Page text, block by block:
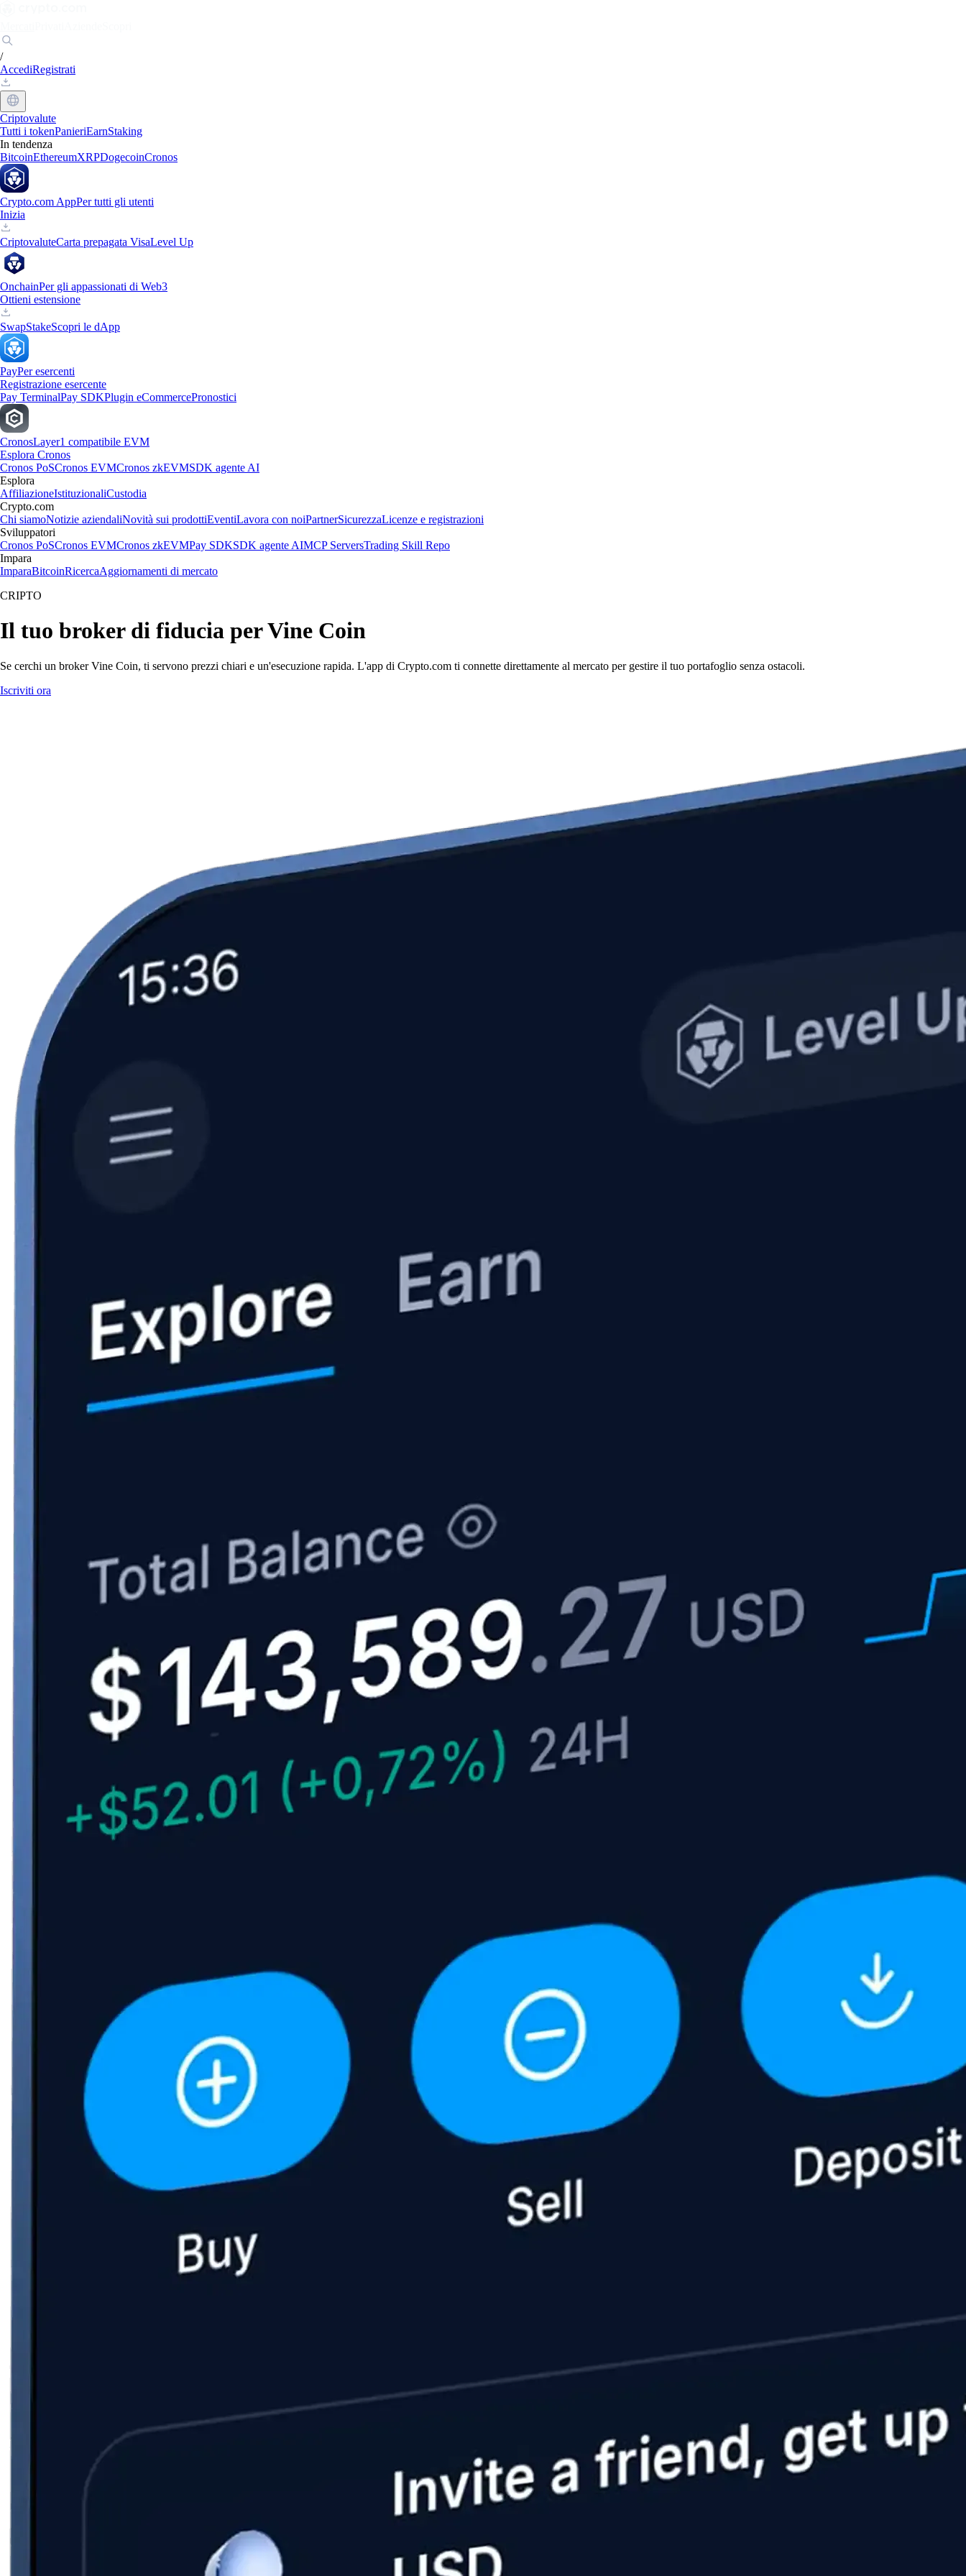
/
AccediRegistrati
Criptovalute
Tutti i tokenPanieriEarnStaking
In tendenza
BitcoinEthereumXRPDogecoinCronos
Crypto.com AppPer tutti gli utenti
Inizia
CriptovaluteCarta prepagata VisaLevel Up
OnchainPer gli appassionati di Web3
Ottieni estensione
SwapStakeScopri le dApp
PayPer esercenti
Registrazione esercente
Pay TerminalPay SDKPlugin eCommercePronostici
CronosLayer1 compatibile EVM
Esplora Cronos
Cronos PoSCronos EVMCronos zkEVMSDK agente AI
Esplora
AffiliazioneIstituzionaliCustodia
Crypto.com
Chi siamoNotizie aziendaliNovità sui prodottiEventiLavora con noiPartnerSicurezzaLicenze e registrazioni
Sviluppatori
Cronos PoSCronos EVMCronos zkEVMPay SDKSDK agente AIMCP ServersTrading Skill Repo
Impara
ImparaBitcoinRicercaAggiornamenti di mercato
CRIPTO
Il tuo broker di fiducia per Vine Coin
Se cerchi un broker Vine Coin, ti servono prezzi chiari e un'esecuzione rapida. L'app di Crypto.com ti connette direttamente al mercato per gestire il tuo portafoglio senza ostacoli.
Iscriviti ora